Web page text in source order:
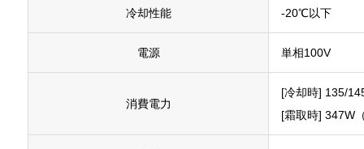
冷却性能 -20℃以下
電源 単相100V
消費電力
[冷却時] 135/
[霜取時] 347W